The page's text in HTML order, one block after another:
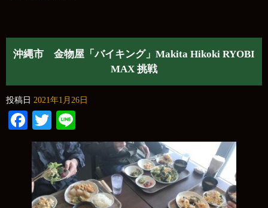
沖縄市 金物屋「バイキング」Makita Hikoki RYOBI
MAX 挑戦
投稿日 2021年1月26日
Facebook
Twitter